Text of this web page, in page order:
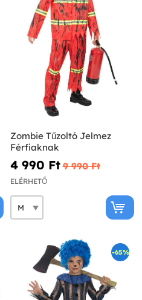
Zombie Tűzoltó Jelmez
Férfiaknak
4 990 Ft‎ 9 990 Ft‎
ELÉRHETŐ
-65%